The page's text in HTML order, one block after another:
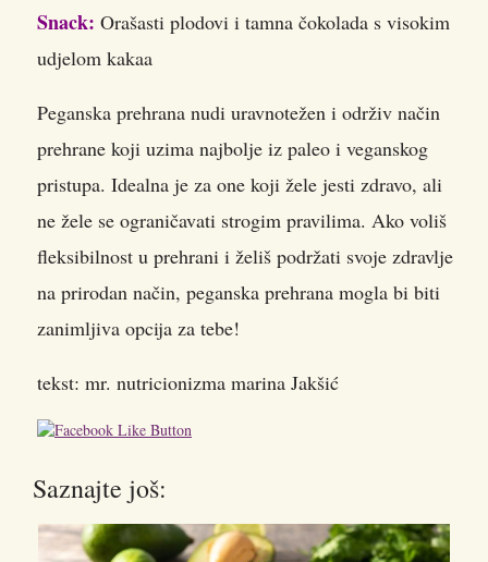
Snack: Orašasti plodovi i tamna čokolada s visokim
udjelom kakaa
Peganska prehrana nudi uravnotežen i održiv način
prehrane koji uzima najbolje iz paleo i veganskog
pristupa. Idealna je za one koji žele jesti zdravo, ali
ne žele se ograničavati strogim pravilima. Ako voliš
fleksibilnost u prehrani i želiš podržati svoje zdravlje
na prirodan način, peganska prehrana mogla bi biti
zanimljiva opcija za tebe!
tekst: mr. nutricionizma marina Jakšić
Saznajte još: